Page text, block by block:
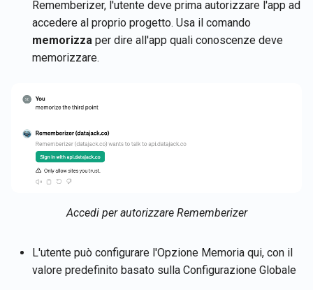
Rememberizer, l'utente deve prima autorizzare l'app ad
accedere al proprio progetto. Usa il comando
memorizza per dire all'app quali conoscenze deve
memorizzare.
Accedi per autorizzare Rememberizer
L'utente può configurare l'Opzione Memoria qui, con il
valore predefinito basato sulla Configurazione Globale